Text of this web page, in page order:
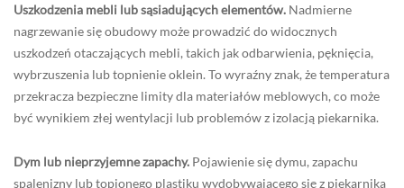
Uszkodzenia mebli lub sąsiadujących elementów. Nadmierne
nagrzewanie się obudowy może prowadzić do widocznych
uszkodzeń otaczających mebli, takich jak odbarwienia, pęknięcia,
wybrzuszenia lub topnienie oklein. To wyraźny znak, że temperatura
przekracza bezpieczne limity dla materiałów meblowych, co może
być wynikiem złej wentylacji lub problemów z izolacją piekarnika.
Dym lub nieprzyjemne zapachy. Pojawienie się dymu, zapachu
spalenizny lub topionego plastiku wydobywającego się z piekarnika